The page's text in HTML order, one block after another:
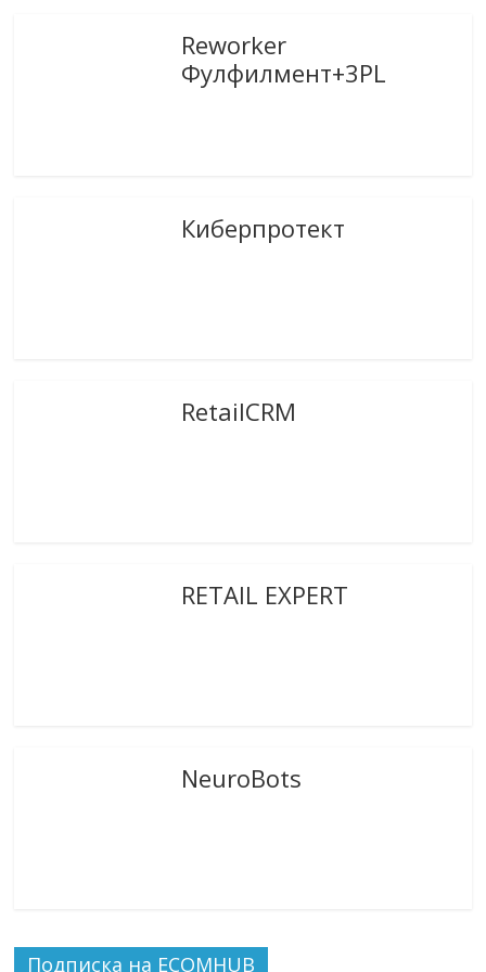
Reworker
Фулфилмент+3PL
Киберпротект
RetailCRM
RETAIL EXPERT
NeuroBots
Подписка на ECOMHUB